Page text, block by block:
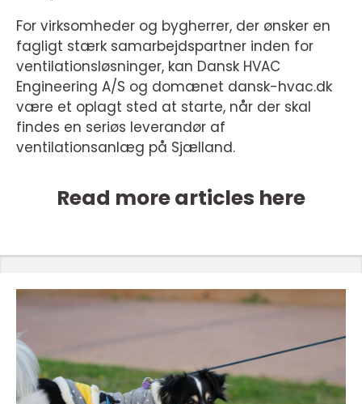
For virksomheder og bygherrer, der ønsker en
fagligt stærk samarbejdspartner inden for
ventilationsløsninger, kan Dansk HVAC
Engineering A/S og domænet dansk-hvac.dk
være et oplagt sted at starte, når der skal
findes en seriøs leverandør af
ventilationsanlæg på Sjælland.
Read more articles here